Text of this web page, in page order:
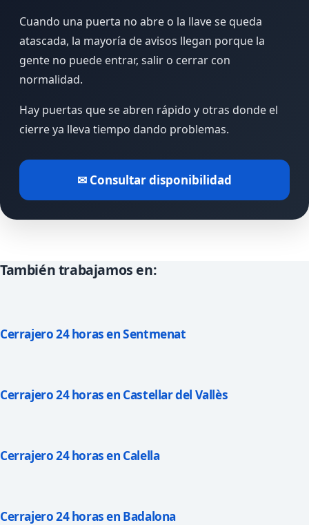
Cuando una puerta no abre o la llave se queda
atascada, la mayoría de avisos llegan porque la
gente no puede entrar, salir o cerrar con
normalidad.
Hay puertas que se abren rápido y otras donde el
cierre ya lleva tiempo dando problemas.
✉ Consultar disponibilidad
También trabajamos en:
Cerrajero 24 horas en Sentmenat
Cerrajero 24 horas en Castellar del Vallès
Cerrajero 24 horas en Calella
Cerrajero 24 horas en Badalona